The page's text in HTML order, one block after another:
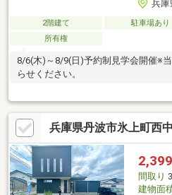
兵庫
2階建て 駐車場あり
所有権
8/6(木)～8/9(日)予約制見学会開催※
らせください。
兵庫県丹波市氷上町西
2,399
間取り
建物面